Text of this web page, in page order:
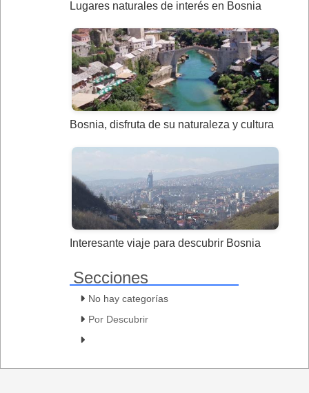
Lugares naturales de interés en Bosnia
Bosnia, disfruta de su naturaleza y cultura
Interesante viaje para descubrir Bosnia
Secciones
No hay categorías
Por Descubrir